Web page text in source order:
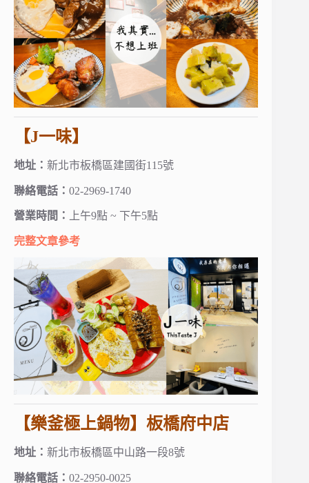
【J一味】
地址： 新北市板橋區建國街115號
聯絡電話： 02-2969-1740
營業時間： 上午9點 ~ 下午5點
完整文章參考
【樂釜極上鍋物】板橋府中店
地址： 新北市板橋區中山路一段8號
聯絡電話： 02-2950-0025